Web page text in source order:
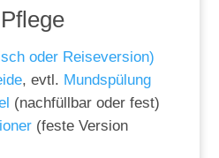
oder Reiseversion)
, evtl. Mundspülung
(nachfüllbar oder fest)
(feste Version